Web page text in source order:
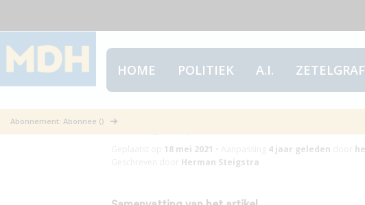
HOME POLITIEK A.I.
Abonnement: Abonnee () Dagcijfers 18 mei
18 mei 2021 4 jaar geleden
Herman Steigstra